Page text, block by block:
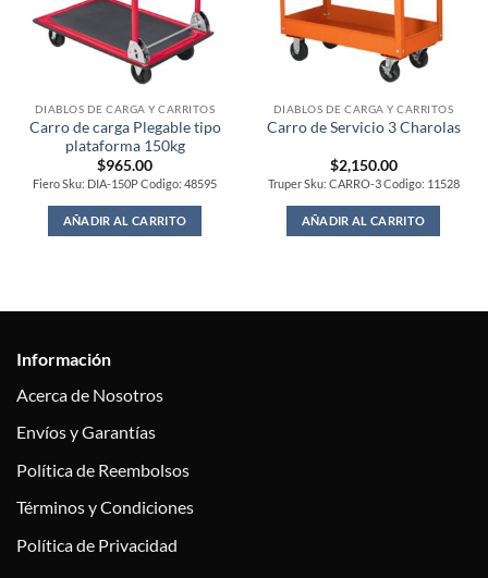
DIABLOS DE CARGA Y CARRITOS
Carro de carga Plegable tipo
plataforma 150kg
$965.00
Fiero Sku: DIA-150P Codigo: 48595
AÑADIR AL CARRITO
DIABLOS DE CARGA Y CARRITOS
Carro de Servicio 3 Charolas
$2,150.00
Truper Sku: CARRO-3 Codigo: 11528
AÑADIR AL CARRITO
Información
Acerca de Nosotros
Envíos y Garantías
Política de Reembolsos
Términos y Condiciones
Política de Privacidad